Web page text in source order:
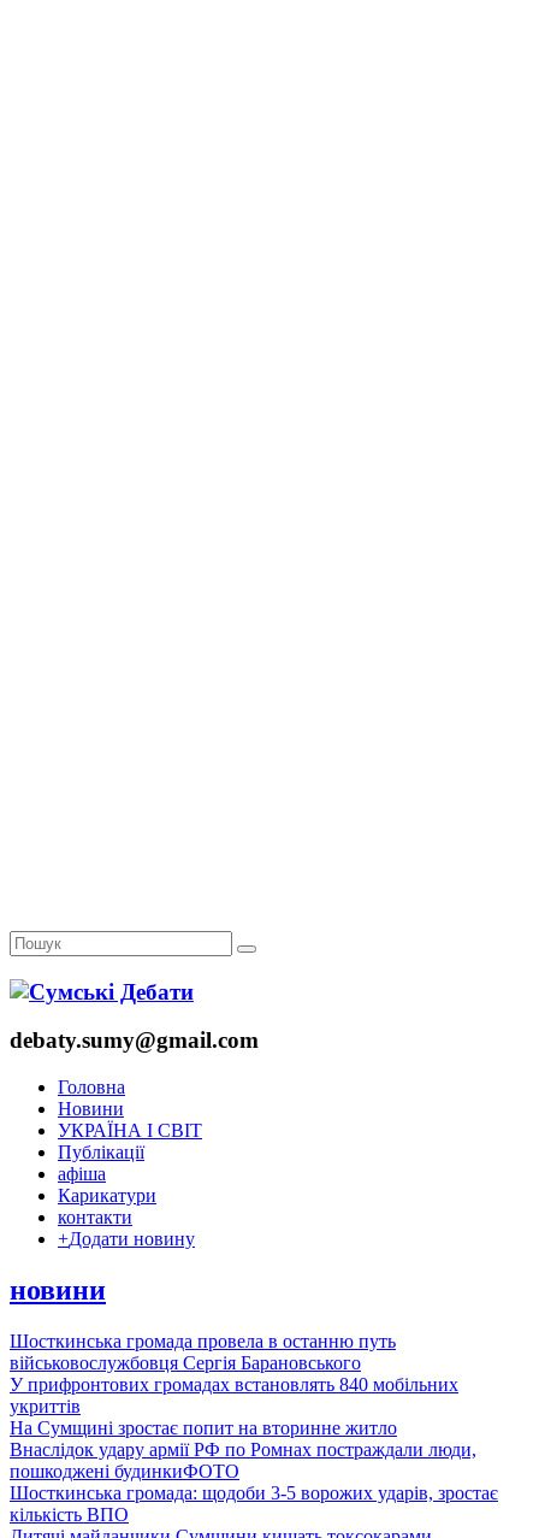
debaty.sumy@gmail.com
Головна
Новини
УКРАЇНА І СВІТ
Публікації
афіша
Карикатури
контакти
+Додати новину
новини
Шосткинська громада провела в останню путь
військовослужбовця Сергія Барановського
У прифронтових громадах встановлять 840 мобільних
укриттів
На Сумщині зростає попит на вторинне житло
Внаслідок удару армії РФ по Ромнах постраждали люди,
пошкоджені будинкиФОТО
Шосткинська громада: щодоби 3-5 ворожих ударів, зростає
кількість ВПО